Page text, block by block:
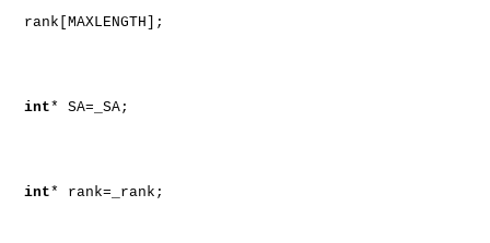
rank[MAXLENGTH];
int* SA=_SA;
int* rank=_rank;